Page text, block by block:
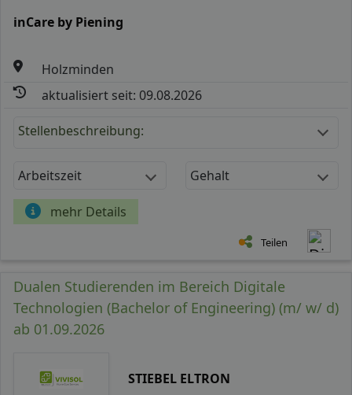
inCare by Piening
Holzminden
aktualisiert seit: 09.08.2026
Stellenbeschreibung:
Arbeitszeit Gehalt
mehr Details
Teilen
Dualen Studierenden im Bereich Digitale
Technologien (Bachelor of Engineering) (m/ w/ d)
ab 01.09.2026
STIEBEL ELTRON